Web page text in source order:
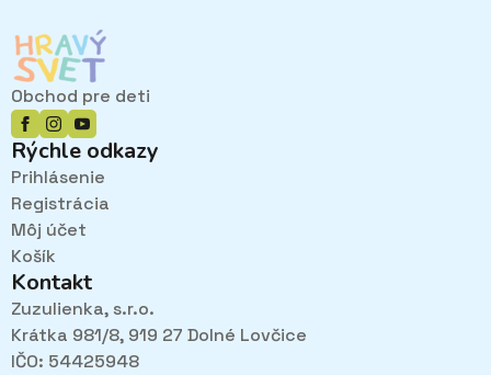
Obchod pre deti
Rýchle odkazy
Prihlásenie
Registrácia
Môj účet
Košík
Kontakt
Zuzulienka, s.r.o.
Krátka 981/8, 919 27 Dolné Lovčice
IČO: 54425948